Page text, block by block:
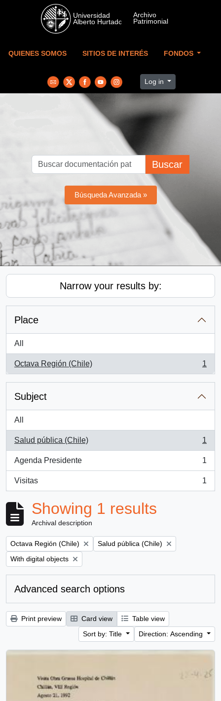
Skip to main content
QUIENES SOMOS SITIOS DE INTERÉS FONDOS
Log in
Buscar
Búsqueda Avanzada »
Narrow your results by:
Place
All
Octava Región (Chile)
, 1 results
1
Subject
All
Salud pública (Chile)
, 1 results
1
Agenda Presidente
, 1 results
1
Visitas
, 1 results
1
Showing 1 results
Archival description
Remove filter:
Octava Región (Chile) Remove filter:
Salud pública (Chile)
Remove filter:
With digital objects
Advanced search options
Print preview Card view
Table view
Sort by: Title
Direction: Ascending